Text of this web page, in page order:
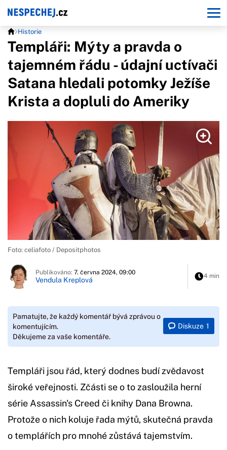
Historie
Templáři: Mýty a pravda o
tajemném řádu - údajní uctívači
Satana hledali potomky Ježíše
Krista a dopluli do Ameriky
Foto: celiafoto / Depositphotos
Publikováno: 7. června 2024, 09:00
Vendula Kreplová 4 min
Pamatujte, že každý komentář bývá zprávou o
komentujícím.
Děkujeme za vaše komentáře.
Diskuze 1
Templáři jsou řád, který dodnes budí zvědavost
široké veřejnosti. Zčásti se o to zasloužila herní
série Assassin's Creed či knihy Dana Browna.
Protože o nich koluje řada mýtů, skutečná pravda
o templářích pro mnohé zůstává tajemstvím.